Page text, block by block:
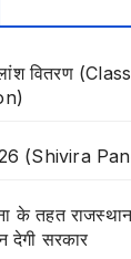
वितरण
26 (Shivira
के तहत
देगी सरकार